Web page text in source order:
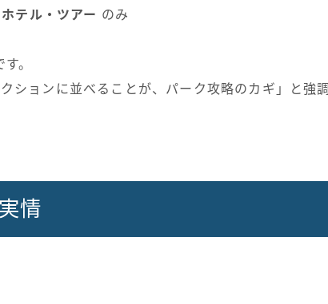
テル・ツアー のみ
。
ションに並べることが、パーク攻略のカギ」と強調
情